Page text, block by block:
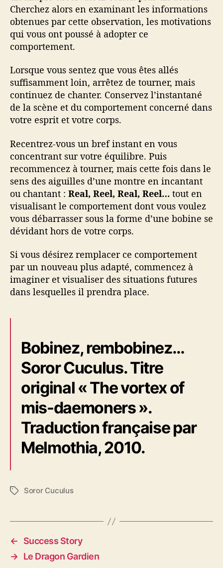
Cherchez alors en examinant les informations
obtenues par cette observation, les motivations
qui vous ont poussé à adopter ce
comportement.
Lorsque vous sentez que vous êtes allés
suffisamment loin, arrêtez de tourner, mais
continuez de chanter. Conservez l’instantané
de la scène et du comportement concerné dans
votre esprit et votre corps.
Recentrez-vous un bref instant en vous
concentrant sur votre équilibre. Puis
recommencez à tourner, mais cette fois dans le
sens des aiguilles d’une montre en incantant
ou chantant : Real, Reel, Real, Reel… tout en
visualisant le comportement dont vous voulez
vous débarrasser sous la forme d’une bobine se
dévidant hors de votre corps.
Si vous désirez remplacer ce comportement
par un nouveau plus adapté, commencez à
imaginer et visualiser des situations futures
dans lesquelles il prendra place.
Bobinez, rembobinez…
Soror Cuculus. Titre
original « The vortex of
mis-daemoners ».
Traduction française par
Melmothia, 2010.
É
q
e
t
Soror Cuculus
←
Success Story
→ Le Dragon Gardien